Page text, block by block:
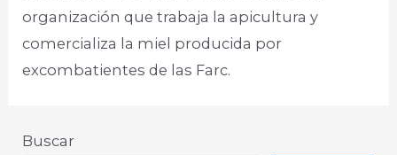
organización que trabaja la apicultura y
comercializa la miel producida por
excombatientes de las Farc.​
Buscar